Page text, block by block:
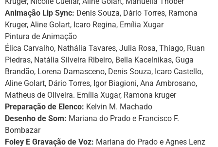
Animação Lip Sync: Denis Souza, Dário Torres, Ramona
Kruger, Aline Golart, Icaro Regina, Emília Xugar
Pintura de Animação
Élica Carvalho, Nathália Tavares, Julia Rosa, Thiago, Ruan
Piedras, Natália Silveira Ribeiro, Bella Kacelnikas, Guga
Brandão, Lorena Damasceno, Denis Souza, Icaro Castello,
Aline Golart, Dário Torres, Igor Biagioni, Ana Ambrosano,
Matheus de Oliveira. Emília Xugar, Ramona kruger
Preparação de Elenco: Kelvin M. Machado
Desenho de Som: Mariana do Prado e Francisco F.
Bombazar
Foley E Gravação de Voz: Mariana do Prado e Agnes Lenz